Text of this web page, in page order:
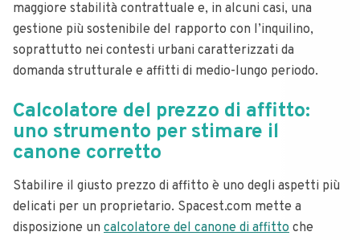
maggiore stabilità contrattuale e, in alcuni casi, una
gestione più sostenibile del rapporto con l’inquilino,
soprattutto nei contesti urbani caratterizzati da
domanda strutturale e affitti di medio-lungo periodo.
Calcolatore del prezzo di affitto:
uno strumento per stimare il
canone corretto
Stabilire il giusto prezzo di affitto è uno degli aspetti più
delicati per un proprietario. Spacest.com mette a
disposizione un calcolatore del canone di affitto che